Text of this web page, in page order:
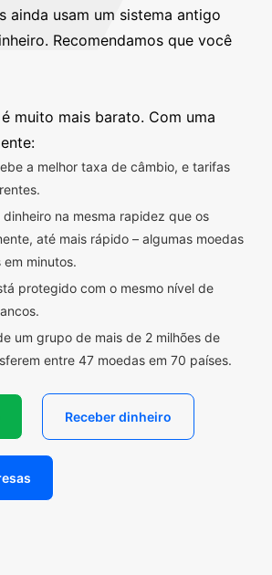
ainda usam um sistema antigo
Recomendamos que você
muito mais barato. Com uma
a melhor taxa de câmbio, e tarifas
dinheiro na mesma rapidez que os
até mais rápido – algumas moedas
minutos.
protegido com o mesmo nível de
um grupo de mais de 2 milhões de
entre 47 moedas em 70 países.
Receber dinheiro